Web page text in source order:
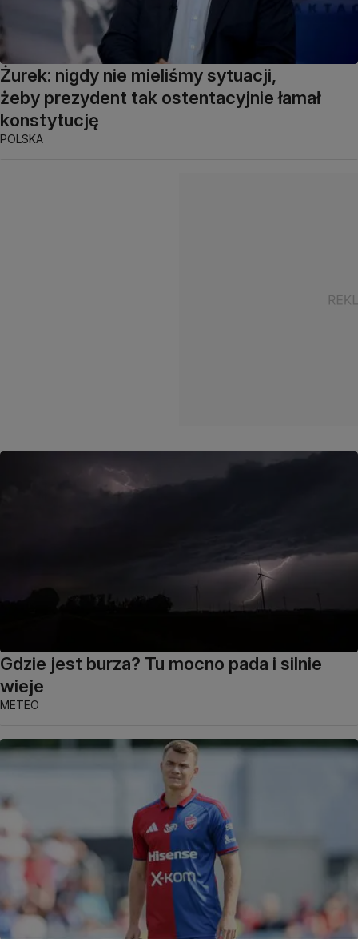
Żurek: nigdy nie mieliśmy sytuacji,
żeby prezydent tak ostentacyjnie łamał
konstytucję
POLSKA
Gdzie jest burza? Tu mocno pada i silnie
wieje
METEO